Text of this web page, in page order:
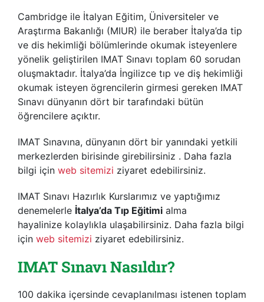
Cambridge ile İtalyan Eğitim, Üniversiteler ve
Araştırma Bakanlığı (MIUR) ile beraber İtalya’da tip
ve dis hekimliği bölümlerinde okumak isteyenlere
yönelik geliştirilen IMAT Sınavı toplam 60 sorudan
oluşmaktadır. İtalya’da İngilizce tıp ve diş hekimliği
okumak isteyen ögrencilerin girmesi gereken IMAT
Sınavı dünyanın dört bir tarafındaki bütün
öğrencilere açıktır.
IMAT Sınavına, dünyanın dört bir yanındaki yetkili
merkezlerden birisinde girebilirsiniz . Daha fazla
bilgi için web sitemizi ziyaret edebilirsiniz.
IMAT Sınavı Hazırlık Kurslarımız ve yaptığımız
denemelerle İtalya’da Tıp Eğitimi alma
hayalinize kolaylıkla ulaşabilirsiniz. Daha fazla bilgi
için web sitemizi ziyaret edebilirsiniz.
IMAT Sınavı Nasıldır?
100 dakika içersinde cevaplanılması istenen toplam